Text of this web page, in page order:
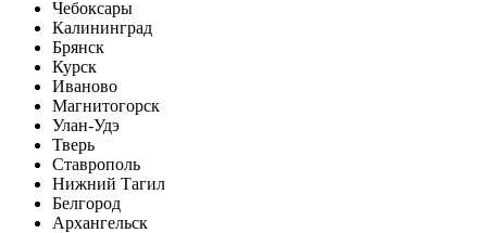
Чебоксары
Калининград
Брянск
Курск
Иваново
Магнитогорск
Улан-Удэ
Тверь
Ставрополь
Нижний Тагил
Белгород
Архангельск